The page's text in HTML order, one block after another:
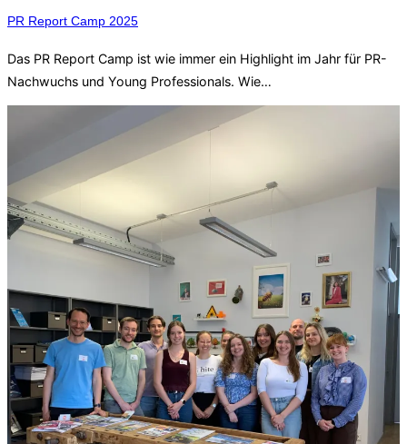
PR Report Camp 2025
Das PR Report Camp ist wie immer ein Highlight im Jahr für PR-
Nachwuchs und Young Professionals. Wie…